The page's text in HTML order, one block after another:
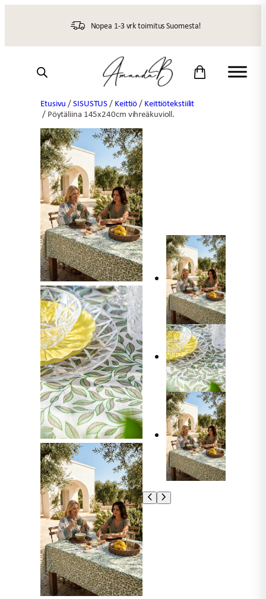
Nopea 1-3 vrk toimitus Suomesta!
Etusivu /SISUSTUS/ Keittiö/ Keittiötekstiilit
/ Pöytäliina 145x240cm vihreäkuvioll.